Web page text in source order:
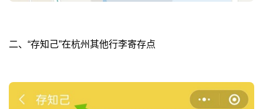
二、“存知己”在杭州其他行李寄存点